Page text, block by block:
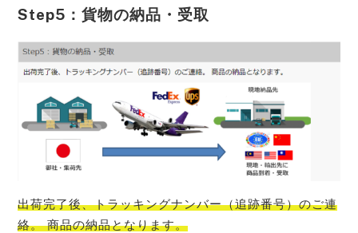
Step5：貨物の納品・受取
出荷完了後、トラッキングナンバー（追跡番号）のご連
絡。 商品の納品となります。